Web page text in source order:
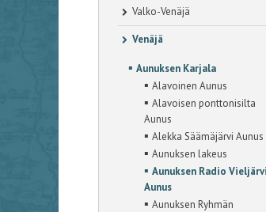
Valko-Venäjä
Venäjä
▪Aunuksen Karjala
▪ Alavoinen Aunus
▪ Alavoisen ponttonisilta
Aunus
▪ Alekka Säämäjärvi Aunus
▪ Aunuksen lakeus
▪ Aunuksen Radio Vieljärvi
Aunus
▪ Aunuksen Ryhmän